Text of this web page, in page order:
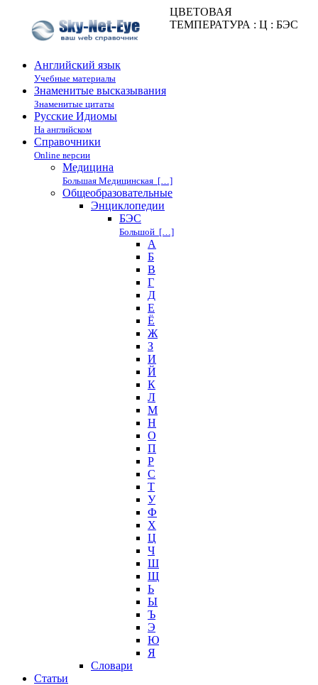
ЦВЕТОВАЯ
ТЕМПЕРАТУРА : Ц : БЭС
Английский язык
Учебные материалы
Знаменитые высказывания
Знаменитые цитаты
Русские Идиомы
На английском
Справочники
Online версии
Медицина
Большая Медицинская […]
Общеобразовательные
Энциклопедии
БЭС
Большой […]
А
Б
В
Г
Д
Е
Ё
Ж
З
И
Й
К
Л
М
Н
О
П
Р
С
Т
У
Ф
Х
Ц
Ч
Ш
Щ
Ь
Ы
Ъ
Э
Ю
Я
Cловари
Статьи